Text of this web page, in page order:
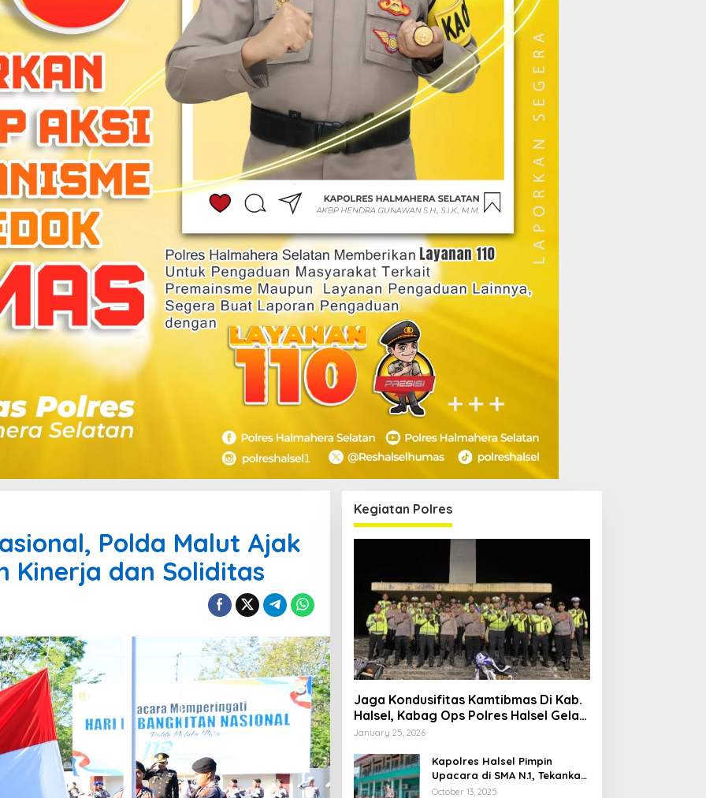
Polda Malut Ajak
Kinerja dan Soliditas
Kegiatan Polres
Jaga Kondusifitas Kamtibmas Di Kab.
Halsel, Kabag Ops Polres Halsel Gelar
Patroli Cipta Kondisi
January 25, 2026
Kapolres Halsel Pimpin
Upacara di SMA N.1, Tekankan
Disiplin Dan Keselamatan
October 13, 2025